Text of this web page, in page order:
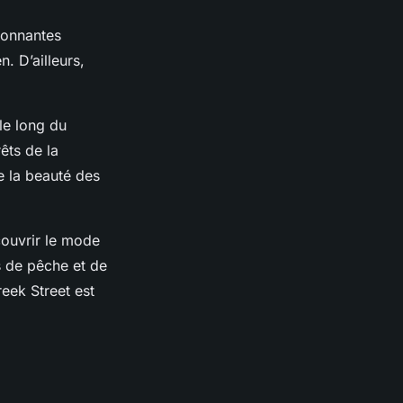
D’ailleurs,
long du
de la
la beauté des
le mode
de pêche et de
Street est